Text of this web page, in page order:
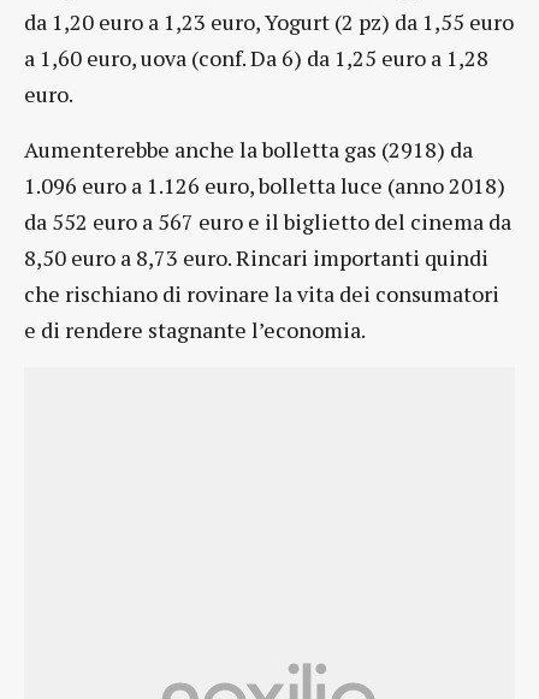
da 1,20 euro a 1,23 euro, Yogurt (2 pz) da 1,55 euro
a 1,60 euro, uova (conf. Da 6) da 1,25 euro a 1,28
euro.
Aumenterebbe anche la bolletta gas (2918) da
1.096 euro a 1.126 euro, bolletta luce (anno 2018)
da 552 euro a 567 euro e il biglietto del cinema da
8,50 euro a 8,73 euro. Rincari importanti quindi
che rischiano di rovinare la vita dei consumatori
e di rendere stagnante l’economia.